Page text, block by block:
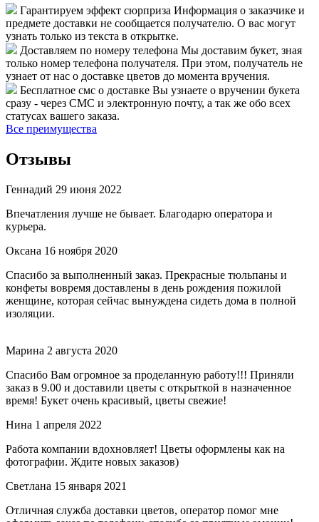
Гарантируем эффект сюрприза Информация о заказчике и
предмете доставки не сообщается получателю. О вас могут
узнать только из текста в открытке.
Доставляем по номеру телефона Мы доставим букет, зная
только номер телефона получателя. При этом, получатель не
узнает от нас о доставке цветов до момента вручения.
Бесплатное смс о доставке Вы узнаете о вручении букета
сразу - через СМС и электронную почту, а так же обо всех
статусах вашего заказа.
Все преимущества
Отзывы
Геннадий 29 июня 2022
Впечатления лучше не бывает. Благодарю оператора и
курьера.
Оксана 16 ноября 2020
Спасибо за выполненный заказ. Прекрасные тюльпаны и
конфеты вовремя доставлены в день рождения пожилой
женщине, которая сейчас вынуждена сидеть дома в полной
изоляции.
Марина 2 августа 2020
Спасибо Вам огромное за проделанную работу!!! Приняли
заказ в 9.00 и доставили цветы с открыткой в назначенное
время! Букет очень красивый, цветы свежие!
Нина 1 апреля 2022
Работа компании вдохновляет! Цветы оформлены как на
фотографии. Ждите новых заказов)
Светлана 15 января 2021
Отличная служба доставки цветов, оператор помог мне